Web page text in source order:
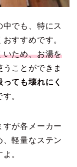
でも、特にス
すすめです。
いため、お湯を
うことができま
ても壊れにく
す。
すが各メーカー
、軽量なステン
。